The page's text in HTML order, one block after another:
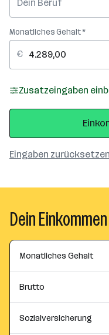
Monatliches Gehalt *
Zusatzeingaben
Eingaben zurücksetzen
Dein
Monatliches Gehalt
Brutto
Sozialversicherung